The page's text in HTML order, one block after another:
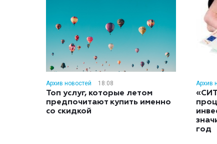
Архив новостей 18:08
Топ услуг, которые летом
предпочитают купить именно
со скидкой
Архив
год